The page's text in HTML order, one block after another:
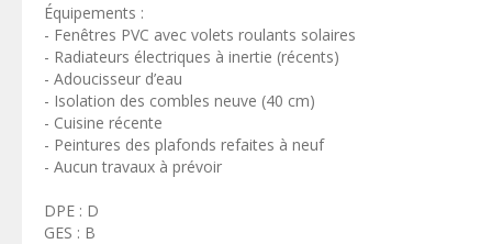
Équipements :
- Fenêtres PVC avec volets roulants solaires
- Radiateurs électriques à inertie (récents)
- Adoucisseur d’eau
- Isolation des combles neuve (40 cm)
- Cuisine récente
- Peintures des plafonds refaites à neuf
- Aucun travaux à prévoir
DPE : D
GES : B